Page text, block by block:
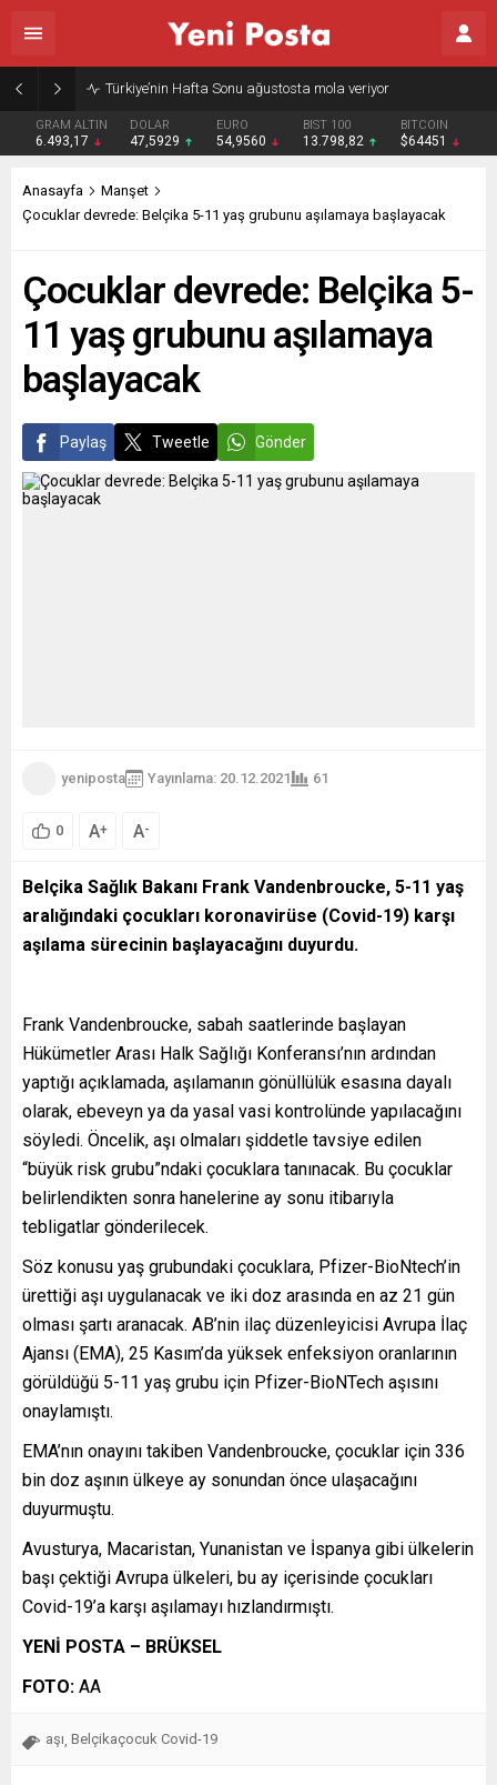
Gazze’nin geleceği: Teknokratik kontrol mü, kolonializm mi?
GRAM ALTIN
6.493,17
DOLAR
47,5929
EURO
54,9560
BIST 100
13.798,82
BITCOIN
$64451
Anasayfa
Manşet
Çocuklar devrede: Belçika 5-11 yaş grubunu aşılamaya başlayacak
Çocuklar devrede: Belçika 5-
11 yaş grubunu aşılamaya
başlayacak
Paylaş Tweetle Gönder
yeniposta Yayınlama: 20.12.2021 61
0 A+ A-
Belçika Sağlık Bakanı Frank Vandenbroucke, 5-11 yaş
aralığındaki çocukları koronavirüse (Covid-19) karşı
aşılama sürecinin başlayacağını duyurdu.
Frank Vandenbroucke, sabah saatlerinde başlayan
Hükümetler Arası Halk Sağlığı Konferansı’nın ardından
yaptığı açıklamada, aşılamanın gönüllülük esasına dayalı
olarak, ebeveyn ya da yasal vasi kontrolünde yapılacağını
söyledi. Öncelik, aşı olmaları şiddetle tavsiye edilen
“büyük risk grubu”ndaki çocuklara tanınacak. Bu çocuklar
belirlendikten sonra hanelerine ay sonu itibarıyla
tebligatlar gönderilecek.
Söz konusu yaş grubundaki çocuklara, Pfizer-BioNtech’in
ürettiği aşı uygulanacak ve iki doz arasında en az 21 gün
olması şartı aranacak. AB’nin ilaç düzenleyicisi Avrupa İlaç
Ajansı (EMA), 25 Kasım’da yüksek enfeksiyon oranlarının
görüldüğü 5-11 yaş grubu için Pfizer-BioNTech aşısını
onaylamıştı.
EMA’nın onayını takiben Vandenbroucke, çocuklar için 336
bin doz aşının ülkeye ay sonundan önce ulaşacağını
duyurmuştu.
Avusturya, Macaristan, Yunanistan ve İspanya gibi ülkelerin
başı çektiği Avrupa ülkeleri, bu ay içerisinde çocukları
Covid-19’a karşı aşılamayı hızlandırmıştı.
YENİ POSTA – BRÜKSEL
FOTO: AA
aşı Belçikaçocuk Covid-19